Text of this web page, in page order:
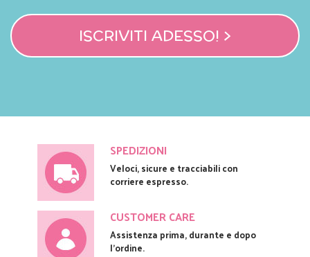
ISCRIVITI ADESSO! >
SPEDIZIONI
Veloci, sicure e tracciabili con
corriere espresso.
CUSTOMER CARE
Assistenza prima, durante e dopo
l'ordine.